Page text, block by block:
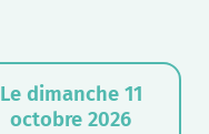
Le dimanche 11
octobre 2026